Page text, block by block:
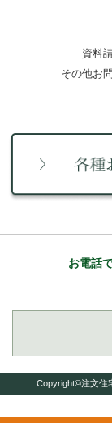
資料
その他お
お電話
Copyright©注文住